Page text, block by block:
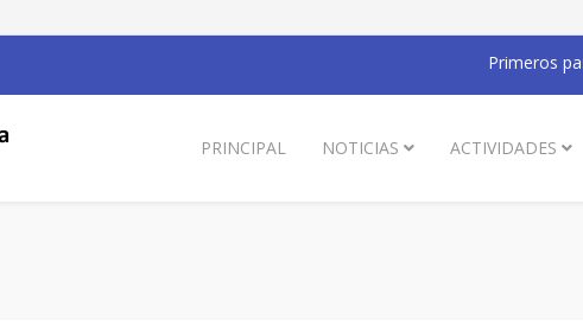
Primeros
PRINCIPAL NOTICIAS ACTIVIDADES